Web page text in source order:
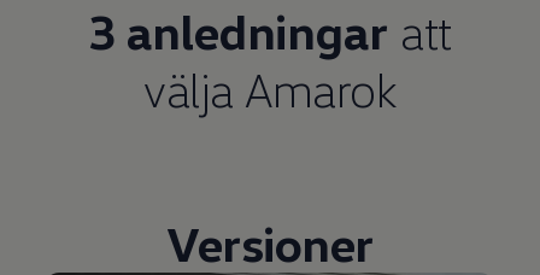
3 anledningar att
välja Amarok
Versioner